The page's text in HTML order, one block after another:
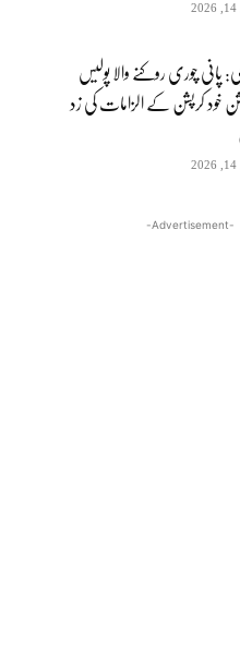
پانی چوری روکنے والا پولیس
خود کرپشن کے الزامات کی زد
-Advertisement-